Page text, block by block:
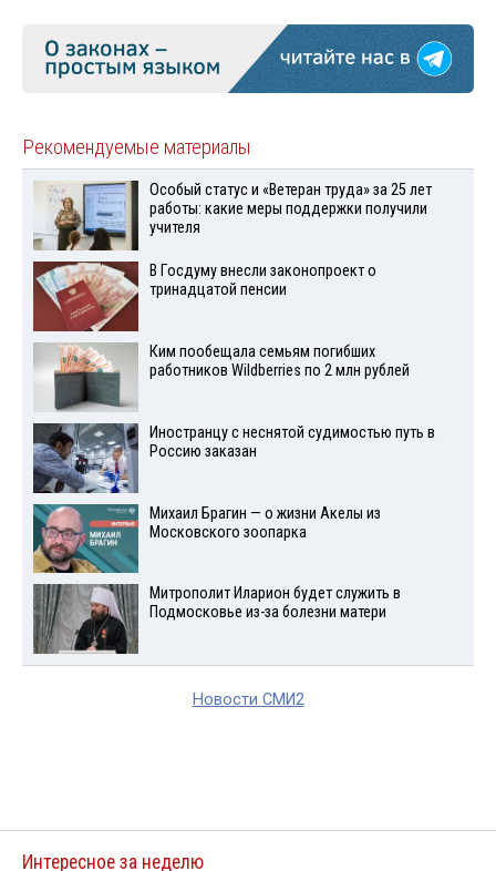
Рекомендуемые материалы
Особый статус и «Ветеран труда» за 25 лет
работы: какие меры поддержки получили
учителя
В Госдуму внесли законопроект о
тринадцатой пенсии
Ким пообещала семьям погибших
работников Wildberries по 2 млн рублей
Иностранцу с неснятой судимостью путь в
Россию заказан
Михаил Брагин — о жизни Акелы из
Московского зоопарка
Митрополит Иларион будет служить в
Подмосковье из-за болезни матери
Новости СМИ2
Интересное за неделю